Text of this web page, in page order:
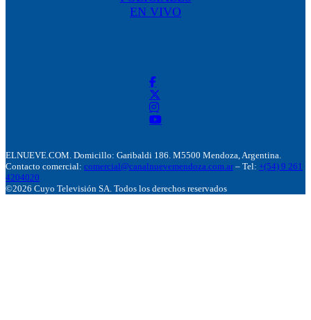
EN VIVO
ELNUEVE.COM. Domicillo: Garibaldi 186. M5500 Mendoza, Argentina.
Contacto comercial: comercial@canalnuevemendoza.com.ar – Tel: +(54) 9 261
4204020
©2026 Cuyo Televisión SA. Todos los derechos reservados